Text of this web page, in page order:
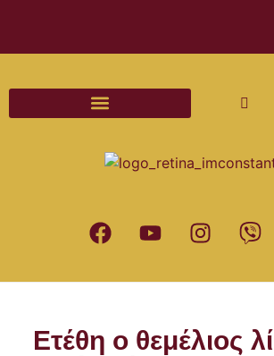
Ετέθη ο θεμέλιος